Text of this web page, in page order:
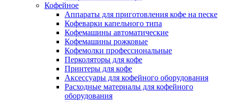
Кофейное
Аппараты для приготовления кофе на песке
Кофеварки капельного типа
Кофемашины автоматические
Кофемашины рожковые
Кофемолки профессиональные
Перколяторы для кофе
Принтеры для кофе
Аксессуары для кофейного оборудования
Расходные материалы для кофейного
оборудования